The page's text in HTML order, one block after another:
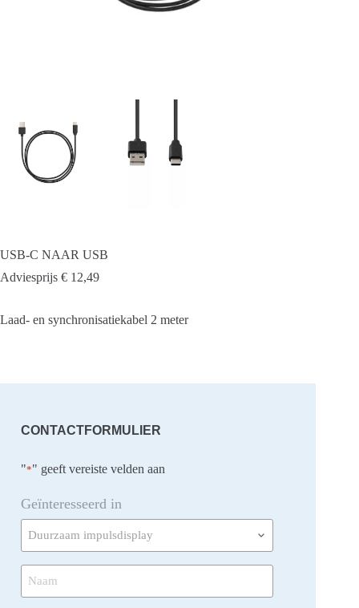
USB-C NAAR USB
Adviesprijs € 12,49
Laad- en synchronisatiekabel 2 meter
CONTACTFORMULIER
"*" geeft vereiste velden aan
Geïnteresseerd in
Naam